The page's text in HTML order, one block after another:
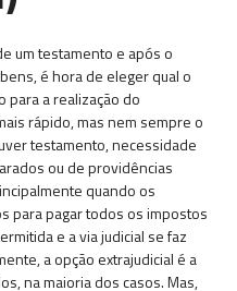
um testamento e após o
é hora de eleger qual o
a realização do
rápido, mas nem sempre o
testamento, necessidade
ou de providências
quando os
para pagar todos os impostos
e a via judicial se faz
a opção extrajudicial é a
na maioria dos casos. Mas,